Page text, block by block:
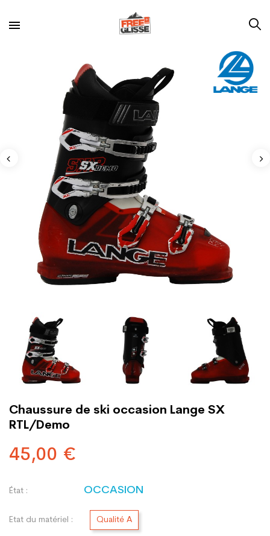
Chaussure de ski occasion Lange SX
RTL/Demo
45,00 €
État : OCCASION
Etat du matériel : Qualité A